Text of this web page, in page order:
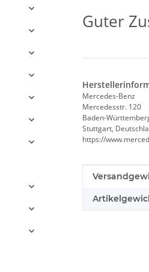
Guter
Mercedes-Benz
Mercedesstr. 120
Baden-
Stuttgart,
https://
Wert